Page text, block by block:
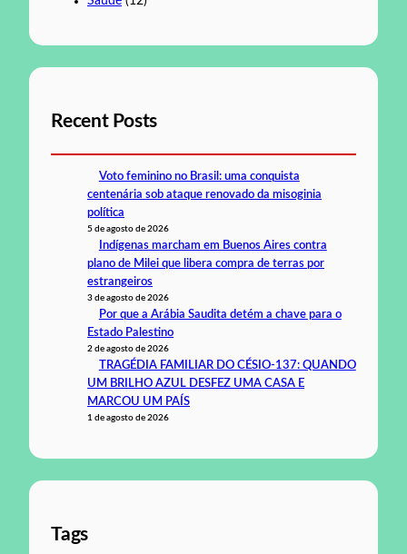
Recent Posts
Voto feminino no Brasil: uma conquista
centenária sob ataque renovado da misoginia
política
5 de agosto de 2026
Indígenas marcham em Buenos Aires contra
plano de Milei que libera compra de terras por
estrangeiros
3 de agosto de 2026
Por que a Arábia Saudita detém a chave para o
Estado Palestino
2 de agosto de 2026
TRAGÉDIA FAMILIAR DO CÉSIO-137: QUANDO
UM BRILHO AZUL DESFEZ UMA CASA E
MARCOU UM PAÍS
1 de agosto de 2026
Tags